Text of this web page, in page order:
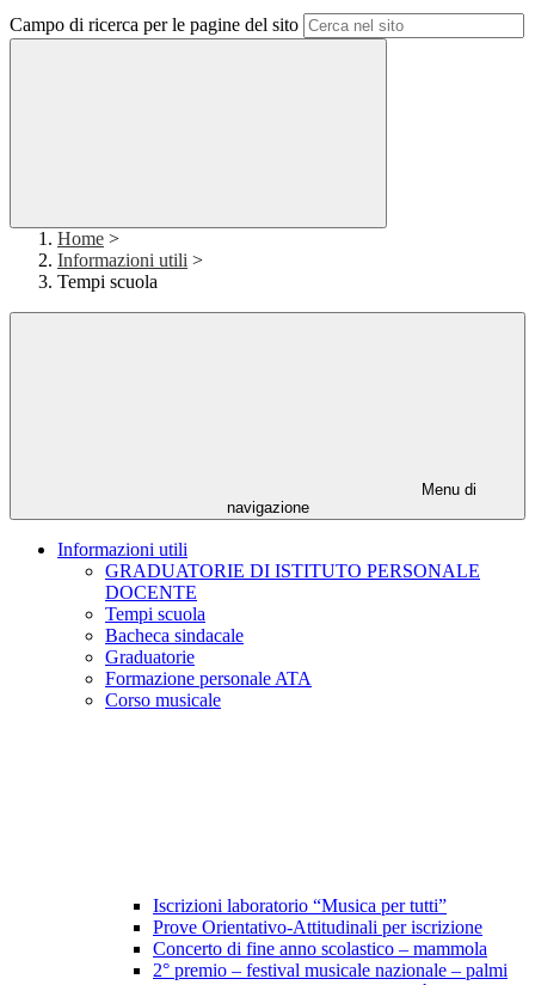
Campo di ricerca per le pagine del sito
Home >
Informazioni utili >
Tempi scuola
Menu di
navigazione
Informazioni utili
GRADUATORIE DI ISTITUTO PERSONALE
DOCENTE
Tempi scuola
Bacheca sindacale
Graduatorie
Formazione personale ATA
Corso musicale
Iscrizioni laboratorio “Musica per tutti”
Prove Orientativo-Attitudinali per iscrizione
Concerto di fine anno scolastico – mammola
2° premio – festival musicale nazionale – palmi